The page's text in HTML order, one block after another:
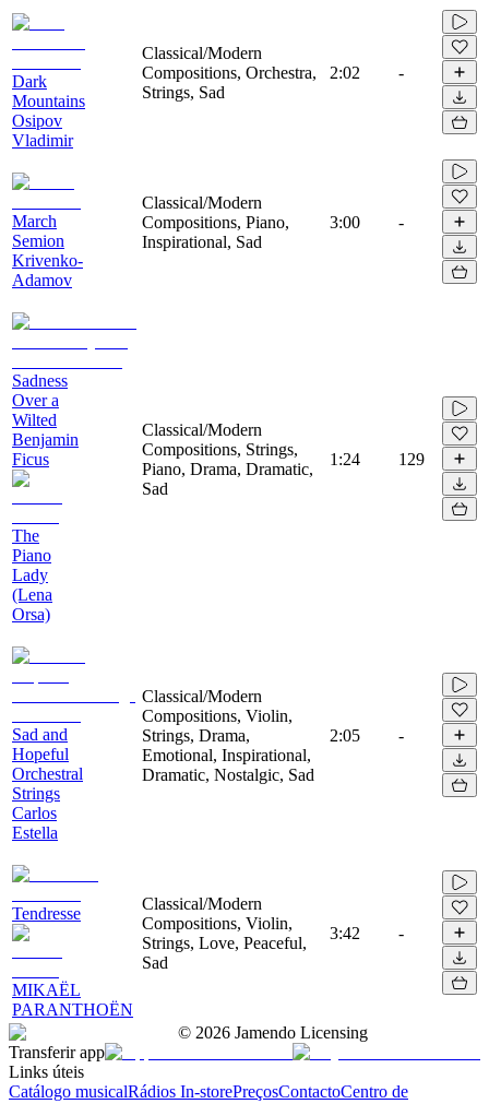
Dark
Mountains
Osipov
Vladimir
Classical/Modern
Compositions, Orchestra,
Strings, Sad
2:02 -
March
Semion
Krivenko-
Adamov
Classical/Modern
Compositions, Piano,
Inspirational, Sad
3:00 -
Sadness
Over a
Wilted
Benjamin
Ficus
The
Piano
Lady
(Lena
Orsa)
Classical/Modern
Compositions, Strings,
Piano, Drama, Dramatic,
Sad
1:24 129
Sad and
Hopeful
Orchestral
Strings
Carlos
Estella
Classical/Modern
Compositions, Violin,
Strings, Drama,
Emotional, Inspirational,
Dramatic, Nostalgic, Sad
2:05 -
Tendresse
MIKAËL
PARANTHOËN
Classical/Modern
Compositions, Violin,
Strings, Love, Peaceful,
Sad
3:42 -
© 2026 Jamendo Licensing
Transferir app
Links úteis
Catálogo musicalRádios In-storePreçosContactoCentro de